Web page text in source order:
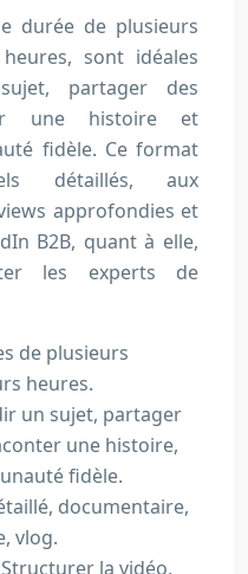
durée de plusieurs
sont idéales
partager des
une histoire et
fidèle. Ce format
détaillés, aux
approfondies et
B2B, quant à elle,
les experts de
de plusieurs
heures.
un sujet, partager
une histoire,
fidèle.
documentaire,
vlog.
Structurer la vidéo,